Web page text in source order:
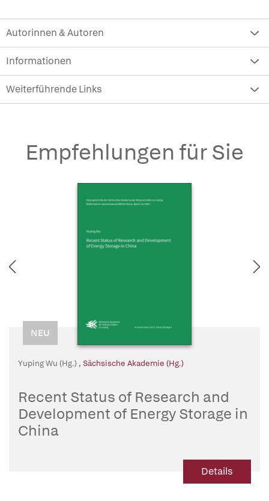
Autorinnen & Autoren
Informationen
Weiterführende Links
Empfehlungen für Sie
NEU
Yuping Wu (Hg.) , Sächsische Akademie (Hg.)
Recent Status of Research and
Development of Energy Storage in
China
Details